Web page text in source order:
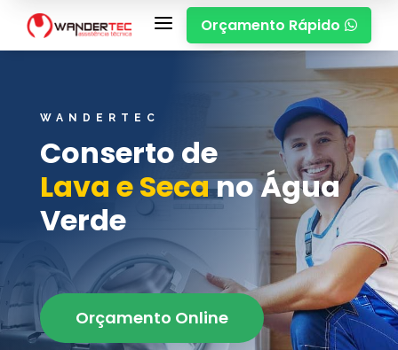
a Orçamento Rápido 
WANDERTEC
Conserto de
Lava e Secano Água
Verde
Orçamento Online